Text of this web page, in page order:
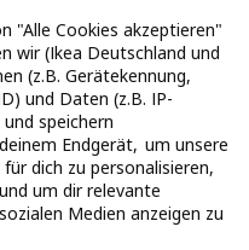
2-4, 65719 Hofheim-
Impressum
"Alle Cookies akzeptieren"
wir (Ikea Deutschland und
(z.B. Gerätekennung,
und Daten (z.B. IP-
speichern
Endgerät, um unsere
dich zu personalisieren,
um dir relevante
Medien anzeigen zu